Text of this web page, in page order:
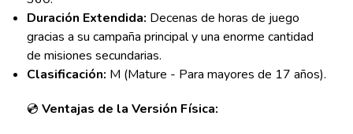
Duración Extendida: Decenas de horas de juego
gracias a su campaña principal y una enorme cantidad
de misiones secundarias.
Clasificación: M (Mature - Para mayores de 17 años).
💿 Ventajas de la Versión Física: